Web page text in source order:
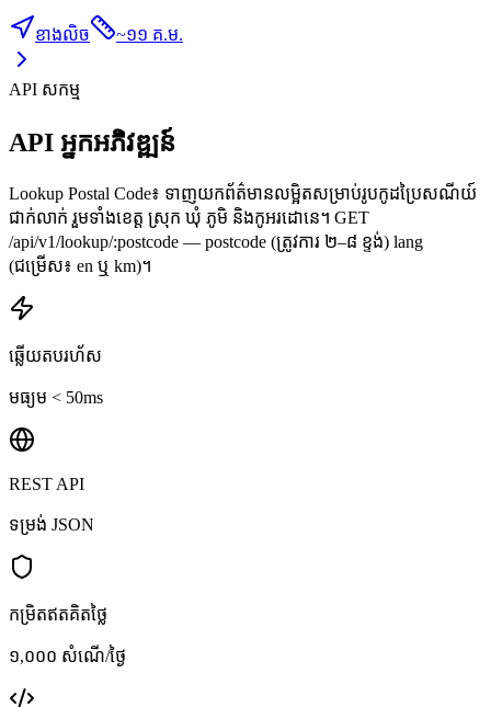
ខាងលិច ~១១ គ.ម.
API សកម្ម
API អ្នកអភិវឌ្ឍន៍
Lookup Postal Code៖ ទាញយកព័ត៌មានលម្អិតសម្រាប់រូបកូដប្រៃសណីយ៍
ជាក់លាក់ រួមទាំងខេត្ត ស្រុក ឃុំ ភូមិ និងកូអរដោនេ។ GET
/api/v1/lookup/:postcode — postcode (ត្រូវការ ២–៨ ខ្ទង់) lang
(ជម្រើស៖ en ឬ km)។
ឆ្លើយតបរហ័ស
មធ្យម < 50ms
REST API
ទម្រង់ JSON
កម្រិតឥតគិតថ្លៃ
១,០០០ សំណើ/ថ្ងៃ